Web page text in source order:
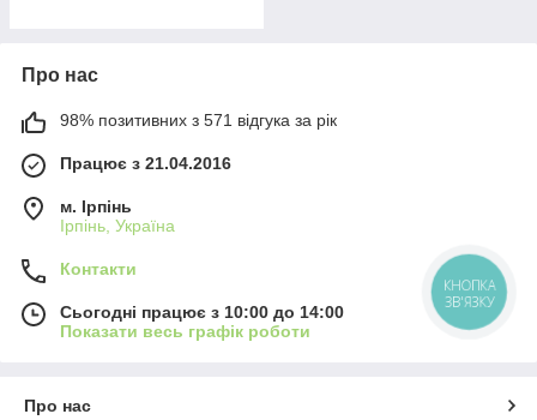
Про нас
98% позитивних з 571 відгука за рік
Працює з 21.04.2016
м. Ірпінь
Ірпінь, Україна
Контакти
Сьогодні працює з 10:00 до 14:00
Показати весь графік роботи
Про нас
КНОПКА
ЗВ'ЯЗКУ